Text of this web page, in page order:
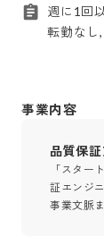
週に1回
転勤なし
事業内容
品質保
「スター
証エンジ
事業文脈